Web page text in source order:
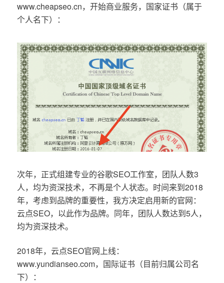
www.cheapseo.cn，开始商业服务，国家证书（属于
个人名下）：
次年，正式组建专业的谷歌SEO工作室，团队人数3
人，均为资深技术，不再是个人状态。时间来到2018
年，考虑到品牌的重要性，我方决定启用新的官网：
云点SEO，以此作为品牌。同年，团队人数达到5人，
均为资深技术。
2018年，云点SEO官网上线：
www.yundianseo.com，国际证书（目前归属公司名
下）：